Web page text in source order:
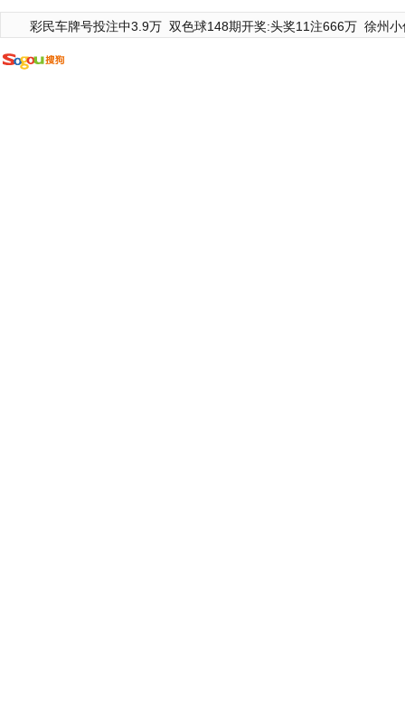
彩民车牌号投注中3.9万 双色球148期开奖:头奖11注666万 徐州